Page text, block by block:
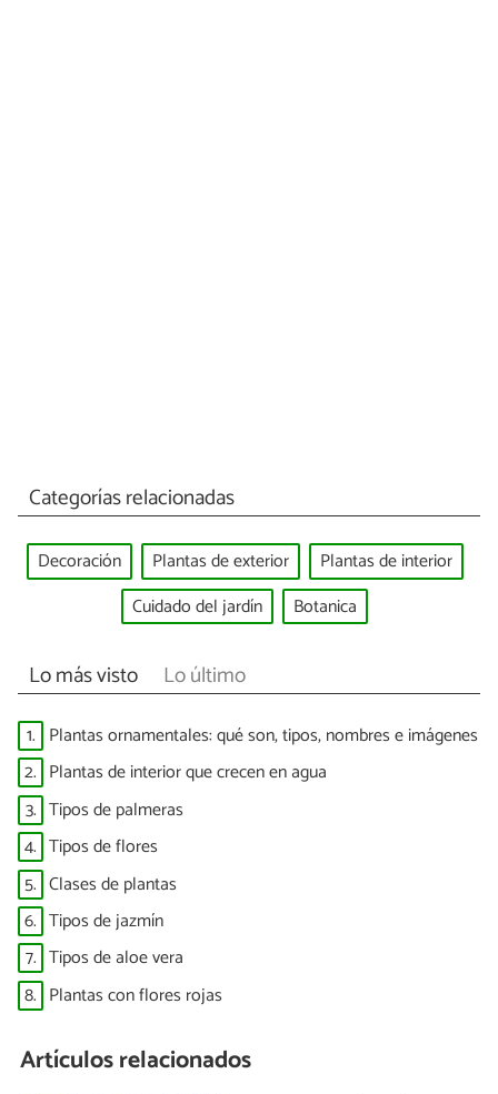
Categorías relacionadas
Decoración Plantas de exterior
Plantas de interior
Cuidado del jardín
Botanica
Lo más visto Lo último
1. Plantas ornamentales: qué son, tipos, nombres e imágenes
2. Plantas de interior que crecen en agua
3. Tipos de palmeras
4. Tipos de flores
5. Clases de plantas
6. Tipos de jazmín
7. Tipos de aloe vera
8. Plantas con flores rojas
Artículos relacionados